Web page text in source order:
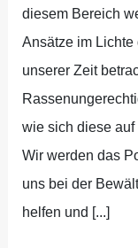
diesem Bereich
Ansätze im
unserer Zeit
wie sich diese
Wir werden das
uns bei der
helfen und [...]